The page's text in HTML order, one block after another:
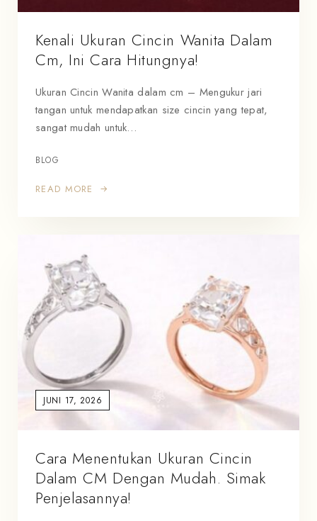
Kenali Ukuran Cincin Wanita Dalam
Cm, Ini Cara Hitungnya!
Ukuran Cincin Wanita dalam cm – Mengukur jari
tangan untuk mendapatkan size cincin yang tepat,
sangat mudah untuk…
BLOG
READ MORE
JUNI 17, 2026
Cara Menentukan Ukuran Cincin
Dalam CM Dengan Mudah. Simak
Penjelasannya!